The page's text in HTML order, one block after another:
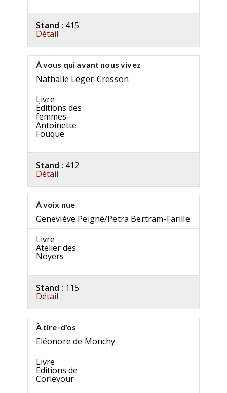
Stand : 415
Détail
À vous qui avant nous vivez
Nathalie Léger-Cresson
Livre
Éditions des
femmes-
Antoinette
Fouque
Stand : 412
Détail
À voix nue
Geneviève Peigné/Petra Bertram-Farille
Livre
Atelier des
Noyers
Stand : 115
Détail
À tire-d'os
Eléonore de Monchy
Livre
Editions de
Corlevour